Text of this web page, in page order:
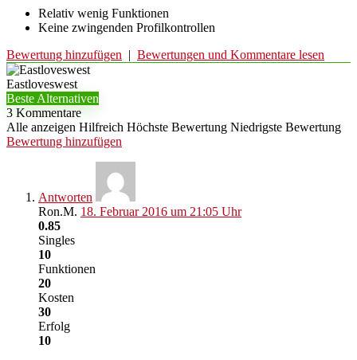
Relativ wenig Funktionen
Keine zwingenden Profilkontrollen
Bewertung hinzufügen | Bewertungen und Kommentare lesen
Eastloveswest
Beste Alternativen
3 Kommentare
Alle anzeigen Hilfreich Höchste Bewertung Niedrigste Bewertung
Bewertung hinzufügen
Antworten
Ron.M. 18. Februar 2016 um 21:05 Uhr
0.85
Singles
10
Funktionen
20
Kosten
30
Erfolg
10